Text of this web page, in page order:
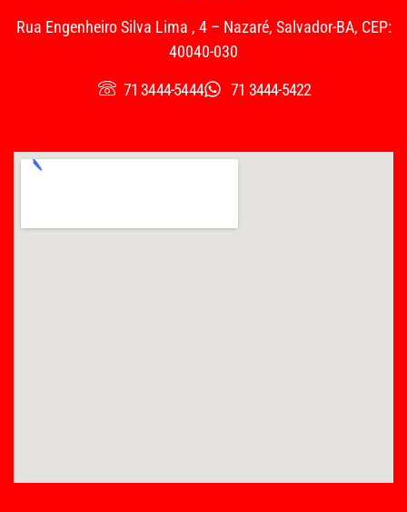
Rua Engenheiro Silva Lima , 4 – Nazaré, Salvador-BA, CEP:
40040-030
71 3444-5444
71 3444-5422